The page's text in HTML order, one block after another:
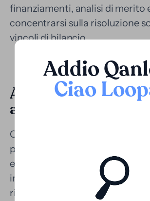
Addio
Ciao
finanziamenti, analisi di merito
concentrarsi sulla risoluzione
vincoli di bilancio.
Applicazione nelle
anni di attesa in
Come in molte giurisdizioni
possono essere prolungate.
efficienza dal suo ingresso
in particolare quelli contro lo
richiedere diversi anni per una